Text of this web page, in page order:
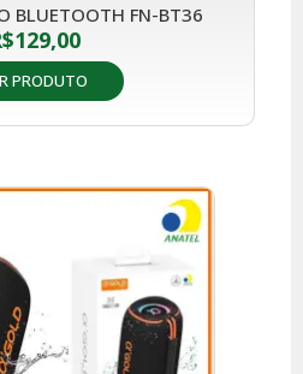
BLUETOOTH FN-BT36
129,00
PRODUTO